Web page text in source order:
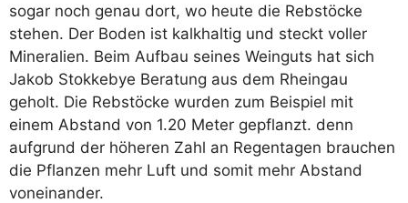
sogar noch genau dort, wo heute die Rebstöcke
stehen. Der Boden ist kalkhaltig und steckt voller
Mineralien. Beim Aufbau seines Weinguts hat sich
Jakob Stokkebye Beratung aus dem Rheingau
geholt. Die Rebstöcke wurden zum Beispiel mit
einem Abstand von 1.20 Meter gepflanzt. denn
aufgrund der höheren Zahl an Regentagen brauchen
die Pflanzen mehr Luft und somit mehr Abstand
voneinander.